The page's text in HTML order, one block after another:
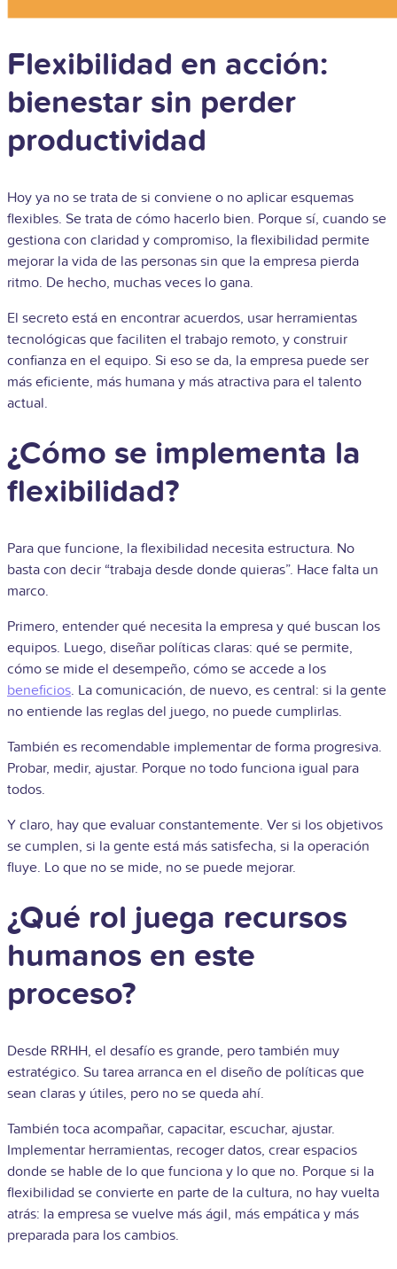
Flexibilidad en acción:
bienestar sin perder
productividad
Hoy ya no se trata de si conviene o no aplicar esquemas
flexibles. Se trata de cómo hacerlo bien. Porque sí, cuando se
gestiona con claridad y compromiso, la flexibilidad permite
mejorar la vida de las personas sin que la empresa pierda
ritmo. De hecho, muchas veces lo gana.
El secreto está en encontrar acuerdos, usar herramientas
tecnológicas que faciliten el trabajo remoto, y construir
confianza en el equipo. Si eso se da, la empresa puede ser
más eficiente, más humana y más atractiva para el talento
actual.
¿Cómo se implementa la
flexibilidad?
Para que funcione, la flexibilidad necesita estructura. No
basta con decir “trabaja desde donde quieras”. Hace falta un
marco.
Primero, entender qué necesita la empresa y qué buscan los
equipos. Luego, diseñar políticas claras: qué se permite,
cómo se mide el desempeño, cómo se accede a los
beneficios. La comunicación, de nuevo, es central: si la gente
no entiende las reglas del juego, no puede cumplirlas.
También es recomendable implementar de forma progresiva.
Probar, medir, ajustar. Porque no todo funciona igual para
todos.
Y claro, hay que evaluar constantemente. Ver si los objetivos
se cumplen, si la gente está más satisfecha, si la operación
fluye. Lo que no se mide, no se puede mejorar.
¿Qué rol juega recursos
humanos en este
proceso?
Desde RRHH, el desafío es grande, pero también muy
estratégico. Su tarea arranca en el diseño de políticas que
sean claras y útiles, pero no se queda ahí.
También toca acompañar, capacitar, escuchar, ajustar.
Implementar herramientas, recoger datos, crear espacios
donde se hable de lo que funciona y lo que no. Porque si la
flexibilidad se convierte en parte de la cultura, no hay vuelta
atrás: la empresa se vuelve más ágil, más empática y más
preparada para los cambios.